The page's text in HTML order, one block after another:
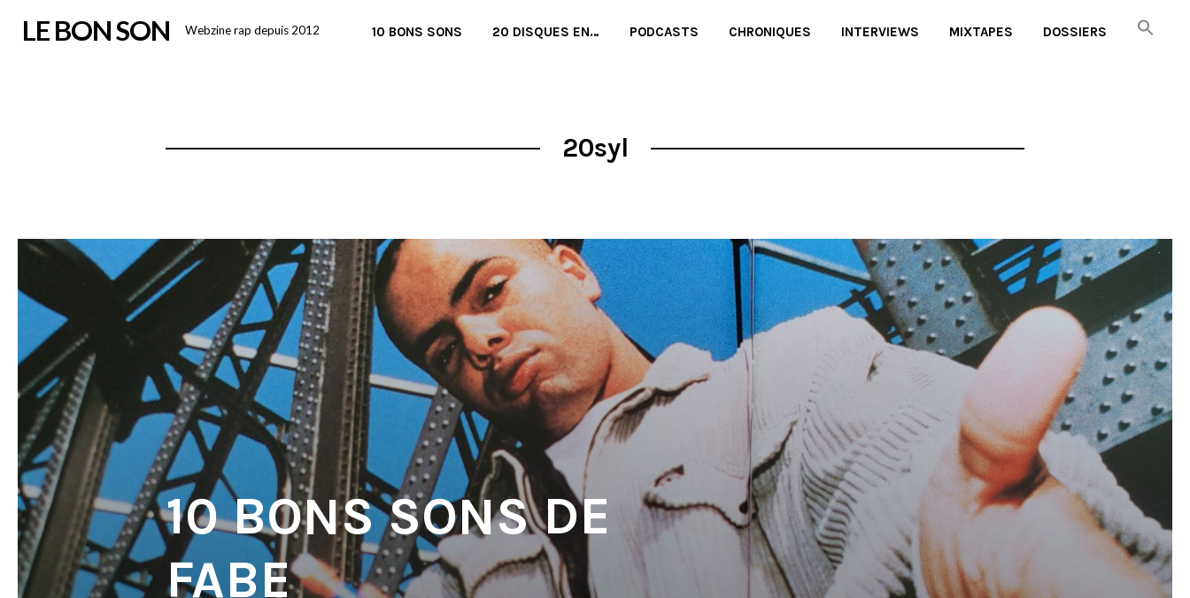
LE BON SON Webzine rap depuis 2012 10 BONS SONS 20 DISQUES EN… PODCASTS CHRONIQUES INTERVIEWS MIXTAPES DOSSIERS
20syl
10 BONS SONS DE
FABE